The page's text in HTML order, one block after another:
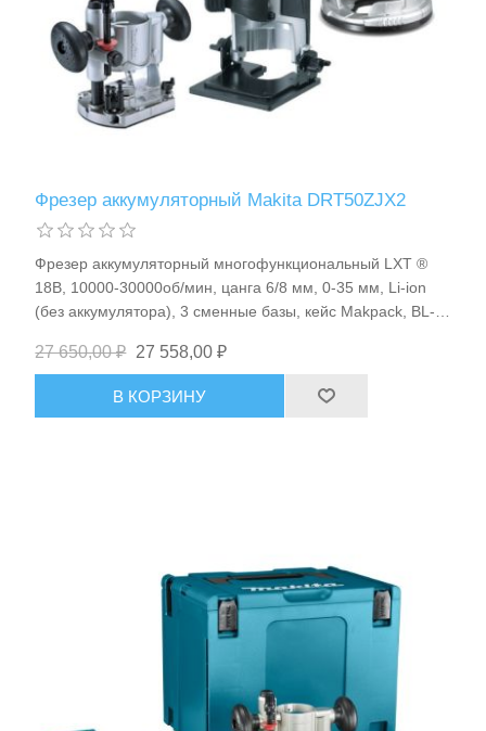
Станки и оснастка
Фрезер аккумуляторный Makita DRT50ZJX2
Фрезер аккумуляторный многофункциональный LXT ®
18В, 10000-30000об/мин, цанга 6/8 мм, 0-35 мм, Li-ion
(без аккумулятора), 3 сменные базы, кейс Makpack, BL-
27 650,00 ₽ 27 558,00 ₽
В КОРЗИНУ